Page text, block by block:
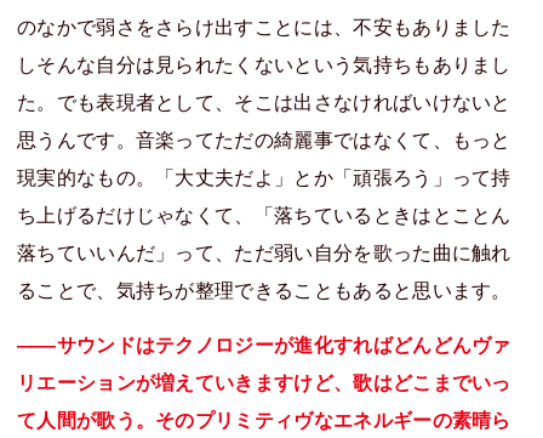
のなかで弱さをさらけ出すことには、不安もありました
しそんな自分は見られたくないという気持ちもありまし
た。でも表現者として、そこは出さなければいけないと
思うんです。音楽ってただの綺麗事ではなくて、もっと
現実的なもの。「大丈夫だよ」とか「頑張ろう」って持
ち上げるだけじゃなくて、「落ちているときはとことん
落ちていいんだ」って、ただ弱い自分を歌った曲に触れ
ることで、気持ちが整理できることもあると思います。
――サウンドはテクノロジーが進化すればどんどんヴァ
リエーションが増えていきますけど、歌はどこまでいっ
て人間が歌う。そのプリミティヴなエネルギーの素晴ら